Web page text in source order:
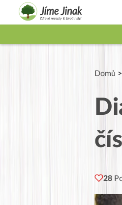
Domů >
28